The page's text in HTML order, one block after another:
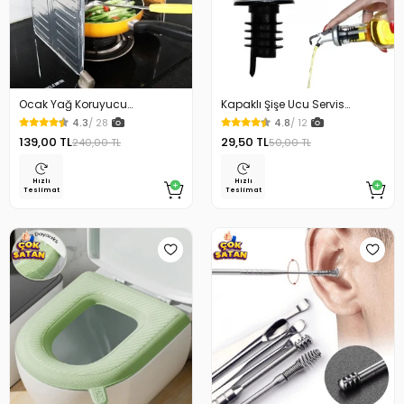
Ocak Yağ Koruyucu
Alüminyum Levha 32.5 x 84
Cm
4.3/ 28
139,00 TL240,00 TL
Hızlı
Teslimat
Kapaklı Şişe Ucu Servis
Aparatı Yağdanlık Tıpa
4.8/ 12
29,50 TL50,00 TL
Hızlı
Teslimat